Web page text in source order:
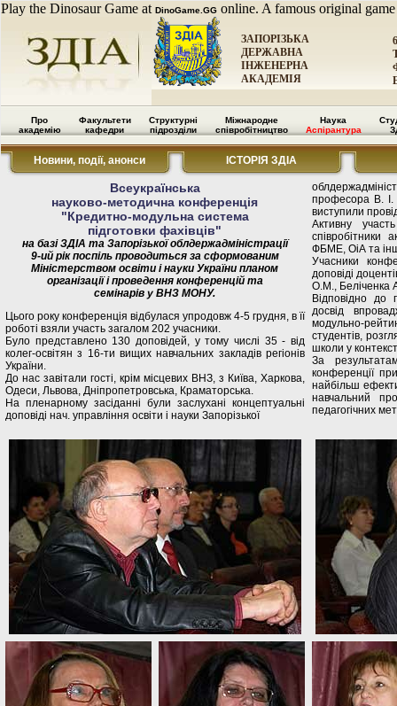
Play the Dinosaur Game at DinoGame.GG online. A famous original
ЗАПОРІЗЬКА
ДЕРЖАВНА
ІНЖЕНЕРНА
АКАДЕМІЯ
Про
академію
Факультети
кафедри
Структурні
підрозділи
Міжнародне
співробітництво
Наука
Аспірантура
Новини, події, анонси ІСТОРІЯ ЗДІА
Всеукраїнська
науково-методична конференція
"Кредитно-модульна система
підготовки фахівців"
на базі ЗДІА та Запорізької облдержадміністрації
9-ий рік поспіль проводиться за сформованим
Міністерством освіти і науки України планом
організації і проведення конференцій та
семінарів у ВНЗ МОНУ.
Цього року конференція відбулася упродовж 4-5 грудня, в її
роботі взяли участь загалом 202 учасники.
Було представлено 130 доповідей, у тому числі 35 - від
колег-освітян з 16-ти вищих навчальних закладів регіонів
України.
До нас завітали гості, крім місцевих ВНЗ, з Київа, Харкова,
Одеси, Львова, Дніпропетровська, Краматорська.
На пленарному засіданні були заслухані концептуальні
доповіді нач. управління освіти і науки Запорізької
професора В. І.
виступили
Активну
ФБМЕ, ОіА та
Учасники
доповіді
О.М., Беліченка
Відповідно до
досвід
модульно-
студентів,
школи у
За
конференції
найбільш
навчальний
педагогічних